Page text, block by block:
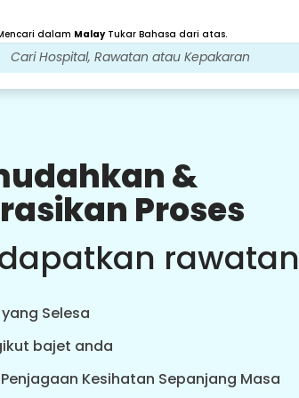
dalam MalayTukar Bahasa dari atas.
&
Proses
rawatan
Selesa
bajet anda
Kesihatan Sepanjang Masa
anda
&